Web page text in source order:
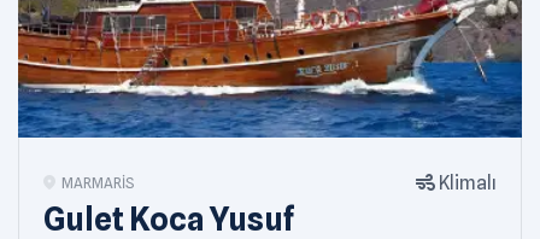
MARMARIS Klimalı
Gulet Koca Yusuf